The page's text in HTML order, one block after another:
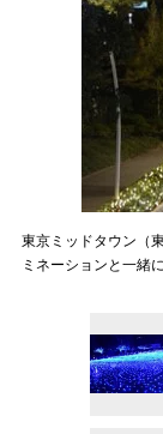
東京ミッドタウン（
ミネーションと一緒